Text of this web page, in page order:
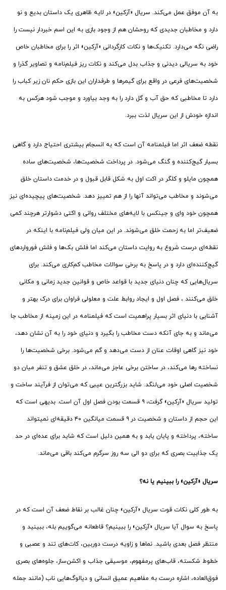
به آن موفق عمل می‌کند. سریال «آرکین» در لایه ظاهری یک داستان بدیع و نو
دارد و مخاطبان جدیدی که روحشان هم از وجود بازی به این اسم خبردار نیست را
راضی نگه می‌دارد. تکنیک‌ها و نکات کارگردانی «آرکین» اثر را برای مخاطبان خاص
خود به سریالی دیدنی و جذاب بدل می‌کند و نکات ریز فیلم‌نامه و تصاویر گذرا و
شخصیت‌های فرعی در واقع برای گیمرها و طرفداران این بازی حکم نان زیر کباب را
دارد تا مخاطبی که حق آب و گل دارد را به وجد بیاورد و موجب شود هرکس به
اندازه خودش از این سریال لذت ببرد.
نقطه ضعف اثر اما فیلمنامه آن است که به انسجام بیشتری احتیاج دارد و گاهی
بسیار گیج‌کننده و گنگ می‌شود. در پرداخت شخصیت‌ها، شخصیت‌های ساده
همچون مایلو و کلگر در اکت اول به شکل قابل قبول و در خدمت داستان خلق
می‌شوند و مخاطب می‌تواند آنها را از هم تمییز دهد. شخصیت‌های پیچیده‌ای نیز
همچون خود وای و جینکس با لایه‌های مختلف روانی و اکتی دشوارتر هرچند کمی
ضعیف‌تر اما به زحمت خلق می‌شوند. در این میان ولی فیلم‌نامه با اینکه در
نقطه‌ای درست شروع به روایت داستان می‌کند اما فلش بک‌ها و فلش فورواردهای
گیج‌کننده‌ای دارد و در پاسخ به برخی سوالات مخاطب کم‌کاری می‌کند. برای
سریال‌هایی که چنان دنیای جدید با قواعد خاص و قوانین جدید زمانی و مکانی
خلق می‌کنند ، فصل اول و ایجاد روابط علت و معلولی فراوان برای درک بهتر و
آشنایی با دنیای اثر بسیار پراهمیت است که فیلمنامه در این زمینه از مخاطب جا
می‌ماند و به جای آنکه دست مخاطب را بگیرد و دنیای خود را به آن نشان دهد،
خود نیز گاهی اوقات عنان از دست می‌دهد و گم می‌شود. برخی شخصیت‌ها را
نساخته رها می‌کند، در ساختن برخی عاجز می‌ماند، در خلق عشق و تنفر میان دو
شخصیت اصلی خود می‌لنگد. شاید بزرگترین عیبی که می‌توان از فرآیند ساخت و
تولید سریال «آرکین» گرفت، ۹ قسمت بودن فصل اول آن است. بدیهی است که
این حجم از داستان و شخصیت در ۹ قسمت میانگین ۴۰ دقیقه‌ای نمیتواند
ساخته، پرداخته و پایان یابد و به همین دلیل است که شاید برای عده‌ای در حد
یک جذابیت بصری که برای دو الی سه روز سرگرم می‌کند باقی می‌ماند.
سریال «آرکین» را ببینیم یا نه؟
به طور کلی نکات قوت سریال «آرکین» چنان غالب بر نقاط ضعف آن است که در
پاسخ به سوال آیا سریال «آرکین» را ببینیم؟ قاطعانه می‌گوییم بله، ببینید و
منتظر فصل بعدی باشید. نماها و زاویه درست دوربین، کات‌های تند و عصبی و
خطوط شکسته، قاب‌های پرمفهوم، موسیقی جذاب و اکشن‌ساز، جلوه‌های بصری
فوق‌العاده، اشاره درست به مفاهیم عمیق انسانی و دیالوگ‌هایی ناب (مانند جمله